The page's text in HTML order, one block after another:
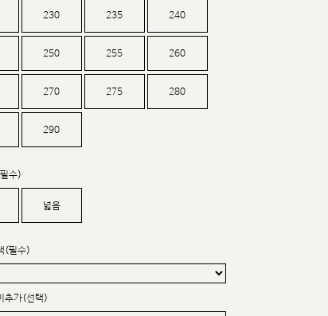
230 235 240
250 255 260
270 275 280
290
수)
넓음
(필수)
추가(선택)